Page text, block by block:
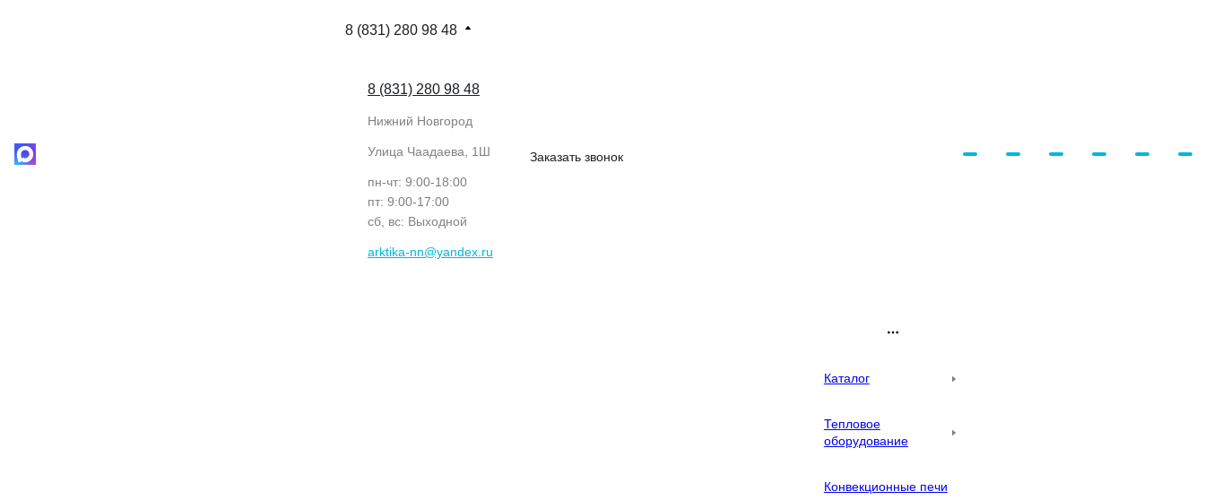
8 (831) 280 98 48
8 (831) 280 98 48
Нижний Новгород
Улица Чаадаева, 1Ш
пн-чт: 9:00-18:00
пт: 9:00-17:00
сб, вс: Выходной
arktika-nn@yandex.ru
Заказать звонок
Каталог
Тепловое
оборудование
Конвекционные печи